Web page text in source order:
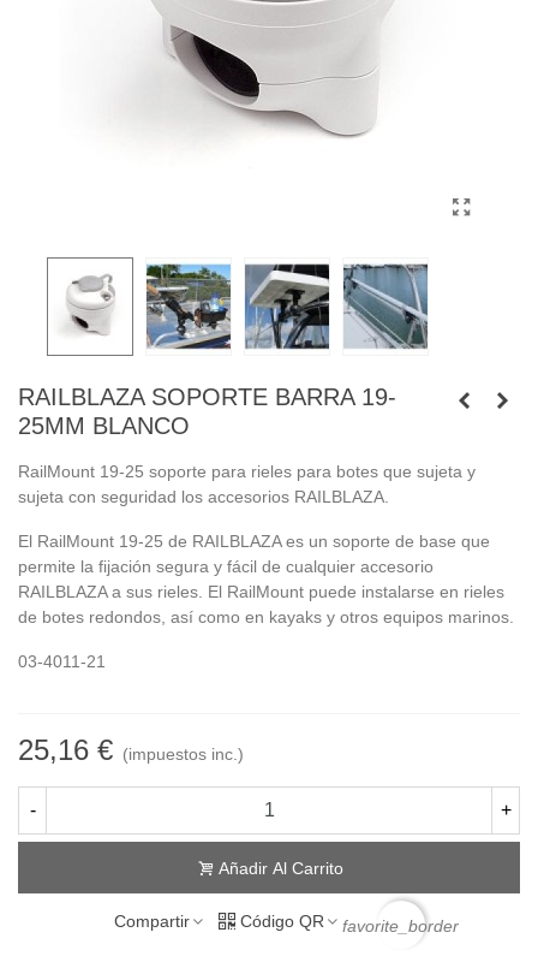
RAILBLAZA SOPORTE BARRA 19-
25MM BLANCO
RailMount 19-25 soporte para rieles para botes que sujeta y
sujeta con seguridad los accesorios RAILBLAZA.
El RailMount 19-25 de RAILBLAZA es un soporte de base que
permite la fijación segura y fácil de cualquier accesorio
RAILBLAZA a sus rieles. El RailMount puede instalarse en rieles
de botes redondos, así como en kayaks y otros equipos marinos.
03-4011-21
25,16 € (impuestos inc.)
- +
Añadir Al Carrito
Compartir Código QR favorite_border